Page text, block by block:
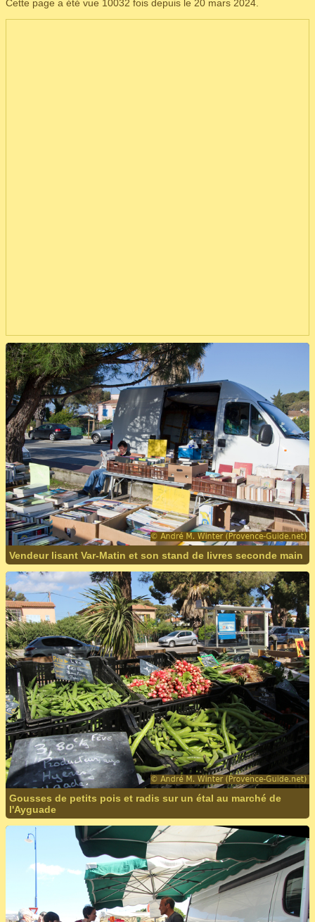
Cette page a été vue 10032 fois depuis le 20 mars 2024.
Vendeur lisant Var-Matin et son stand de livres seconde main
Gousses de petits pois et radis sur un étal au marché de
l'Ayguade